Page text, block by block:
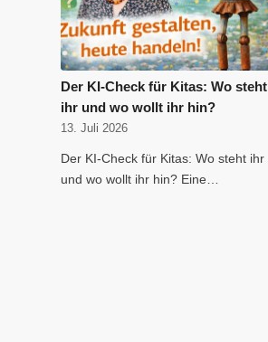
Der KI-Check für Kitas: Wo steht
ihr und wo wollt ihr hin?
13. Juli 2026
Der KI-Check für Kitas: Wo steht ihr
und wo wollt ihr hin? Eine…